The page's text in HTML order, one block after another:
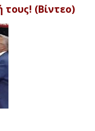
(Βίντεο)